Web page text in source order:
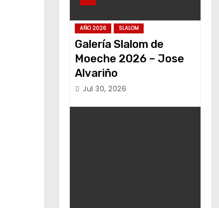
AÑO 2026 SLALOM
Galería Slalom de
Moeche 2026 – Jose
Alvariño
Jul 30, 2026